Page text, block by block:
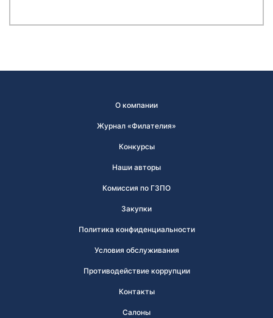
О компании
Журнал «Филателия»
Конкурсы
Наши авторы
Комиссия по ГЗПО
Закупки
Политика конфиденциальности
Условия обслуживания
Противодействие коррупции
Контакты
Салоны